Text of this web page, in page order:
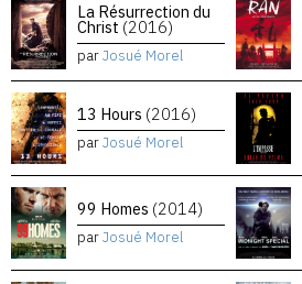
La Résurrection du
Christ (2016)
parJosué Morel
13 Hours (2016)
parJosué Morel
99 Homes (2014)
parJosué Morel